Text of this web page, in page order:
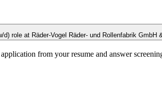
role at Räder-Vogel Räder- und Rollenfabrik GmbH
from your resume and answer